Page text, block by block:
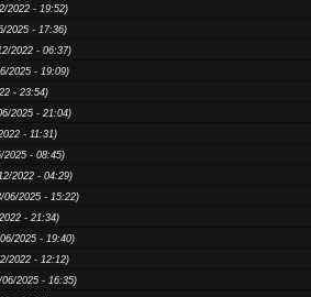
2022 - 19:52)
2025 - 17:36)
2022 - 06:37)
2025 - 19:09)
- 23:54)
2025 - 21:04)
- 11:31)
2025 - 08:45)
2022 - 04:29)
06/2025 - 15:22)
- 21:34)
2025 - 19:40)
2022 - 12:12)
2025 - 16:35)